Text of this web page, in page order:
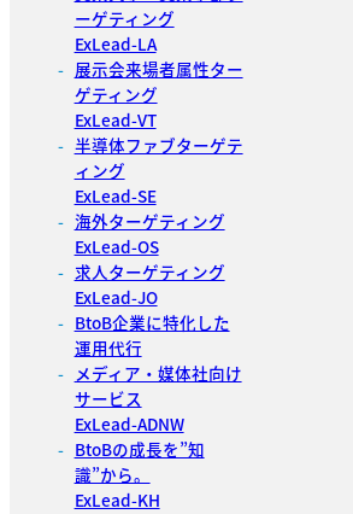
ーゲティング
ExLead-LA
展示会来場者属性ター
ゲティング
ExLead-VT
半導体ファブターゲテ
ィング
ExLead-SE
海外ターゲティング
ExLead-OS
求人ターゲティング
ExLead-JO
BtoB企業に特化した
運用代行
メディア・媒体社向け
サービス
ExLead-ADNW
BtoBの成長を”知
識”から。
ExLead-KH